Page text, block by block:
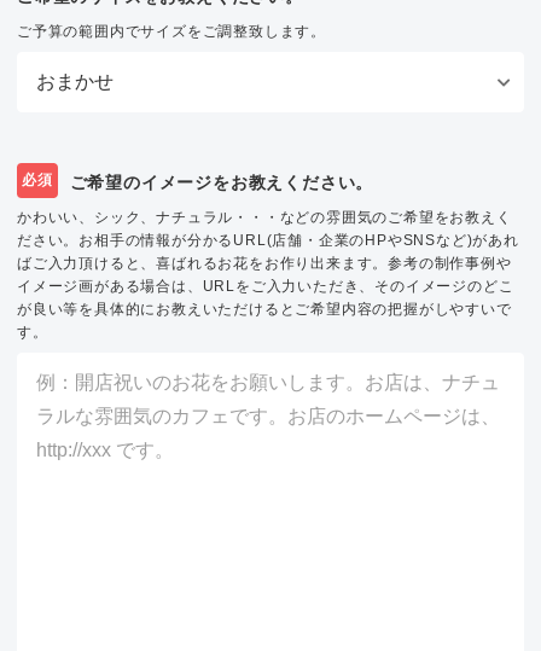
ご予算の範囲内でサイズをご調整致します。
必須 ご希望のイメージをお教えください。
かわいい、シック、ナチュラル・・・などの雰囲気のご希望をお教えく
ださい。お相手の情報が分かるURL(店舗・企業のHPやSNSなど)があれ
ばご入力頂けると、喜ばれるお花をお作り出来ます。参考の制作事例や
イメージ画がある場合は、URLをご入力いただき、そのイメージのどこ
が良い等を具体的にお教えいただけるとご希望内容の把握がしやすいで
す。